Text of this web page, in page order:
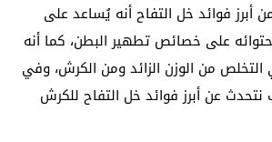
أبرز فوائد خل التفاح أنه يُساعد على
على خصائص تطهير البطن، كما أنه
من الوزن الزائد ومن الكرش، وفي
نتحدث عن أبرز فوائد خل التفاح للكرش